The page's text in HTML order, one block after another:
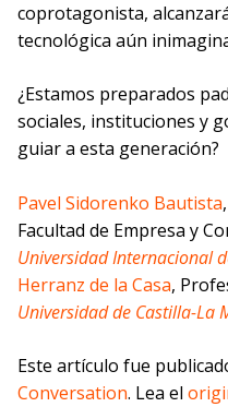
coprotagonista,
tecnológica aún
¿Estamos preparados
sociales, instituciones y
guiar a esta generación?
Pavel Sidorenko Bautista
Facultad de Empresa y
Universidad Internacional
Herranz de la Casa,
Universidad de Castilla-La
Este artículo fue
Conversation. Lea el